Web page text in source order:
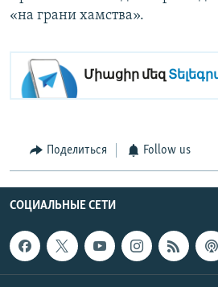
«на грани хамства».
Միացիր մեզ
Поделиться Follow us
СОЦИАЛЬНЫЕ СЕТИ